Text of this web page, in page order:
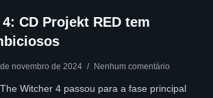
CD Projekt RED tem
novembro de 2024 Nenhum comentário
Witcher 4 passou para a fase principal